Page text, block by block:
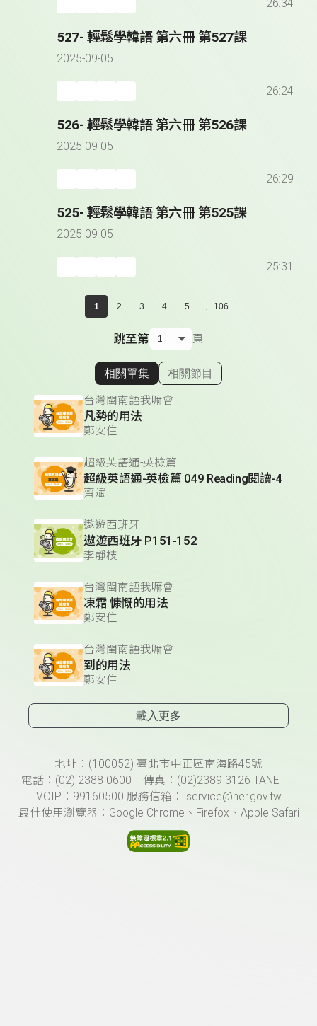
26:34
527- 輕鬆學韓語 第六冊 第527課
2025-09-05
26:24
526- 輕鬆學韓語 第六冊 第526課
2025-09-05
26:29
525- 輕鬆學韓語 第六冊 第525課
2025-09-05
25:31
1 2 3 4 5 ... 106
跳至第 頁
顯示相關單集
相關單集 相關節目
台灣閩南語我嘛會
凡勢的用法
鄭安住
超級英語通-英檢篇
超級英語通-英檢篇 049 Reading閱讀-4
齊斌
遨遊西班牙
遨遊西班牙 P151-152
李靜枝
台灣閩南語我嘛會
凍霜 慷慨的用法
鄭安住
台灣閩南語我嘛會
到的用法
鄭安住
載入更多
頁尾資訊地址：(100052) 臺北市中正區南海路45號
電話：(02) 2388-0600 傳真：(02)2389-3126 TANET
VOIP：99160500 服務信箱： service@ner.gov.tw
最佳使用瀏覽器：Google Chrome、Firefox、Apple Safari